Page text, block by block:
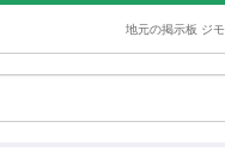
地元の掲示板 ジ